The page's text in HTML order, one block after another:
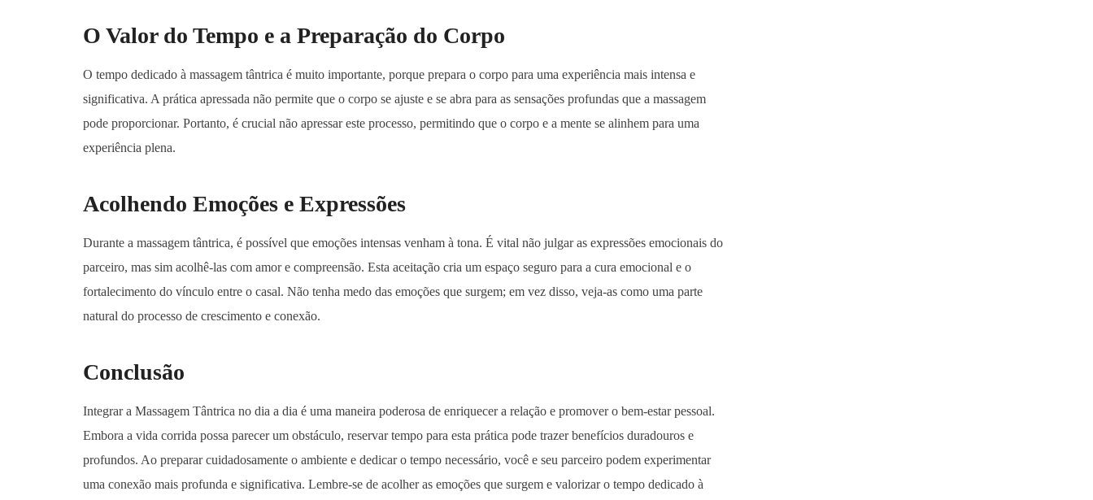
O Valor do Tempo e a Preparação do Corpo
O tempo dedicado à massagem tântrica é muito importante, porque prepara o corpo para uma experiência mais intensa e
significativa. A prática apressada não permite que o corpo se ajuste e se abra para as sensações profundas que a massagem
pode proporcionar. Portanto, é crucial não apressar este processo, permitindo que o corpo e a mente se alinhem para uma
experiência plena.
Acolhendo Emoções e Expressões
Durante a massagem tântrica, é possível que emoções intensas venham à tona. É vital não julgar as expressões emocionais do
parceiro, mas sim acolhê-las com amor e compreensão. Esta aceitação cria um espaço seguro para a cura emocional e o
fortalecimento do vínculo entre o casal. Não tenha medo das emoções que surgem; em vez disso, veja-as como uma parte
natural do processo de crescimento e conexão.
Conclusão
Integrar a Massagem Tântrica no dia a dia é uma maneira poderosa de enriquecer a relação e promover o bem-estar pessoal.
Embora a vida corrida possa parecer um obstáculo, reservar tempo para esta prática pode trazer benefícios duradouros e
profundos. Ao preparar cuidadosamente o ambiente e dedicar o tempo necessário, você e seu parceiro podem experimentar
uma conexão mais profunda e significativa. Lembre-se de acolher as emoções que surgem e valorizar o tempo dedicado à